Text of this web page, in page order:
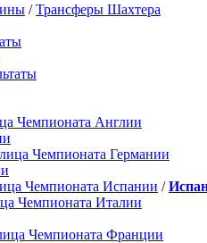
/Трансферы Шахтера
Чемпионата Англии
Чемпионата Германии
Чемпионата Испании /
Чемпионата Италии
Чемпионата Франции